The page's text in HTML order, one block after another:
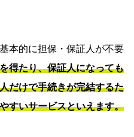
本的に担保・保証人が不要
得たり、保証人になっても
だけで手続きが完結するた
すいサービスといえます。